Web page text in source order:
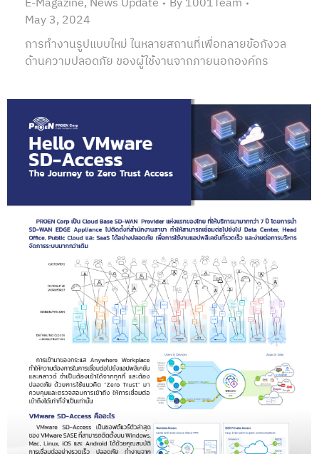
May 3, 2024
การทำงานรูปแบบใหม่ ในหลายสถานที่เพื่อทลายข้อกังวล
ด้านความปลอดภัย ของผู้ใช้งานจากภายนอกองค์กร